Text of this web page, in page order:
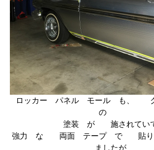
ロッカー パネル モール も、
の
塗装 が 施されてい
強力 な 両面 テープ で 貼り
ましたが